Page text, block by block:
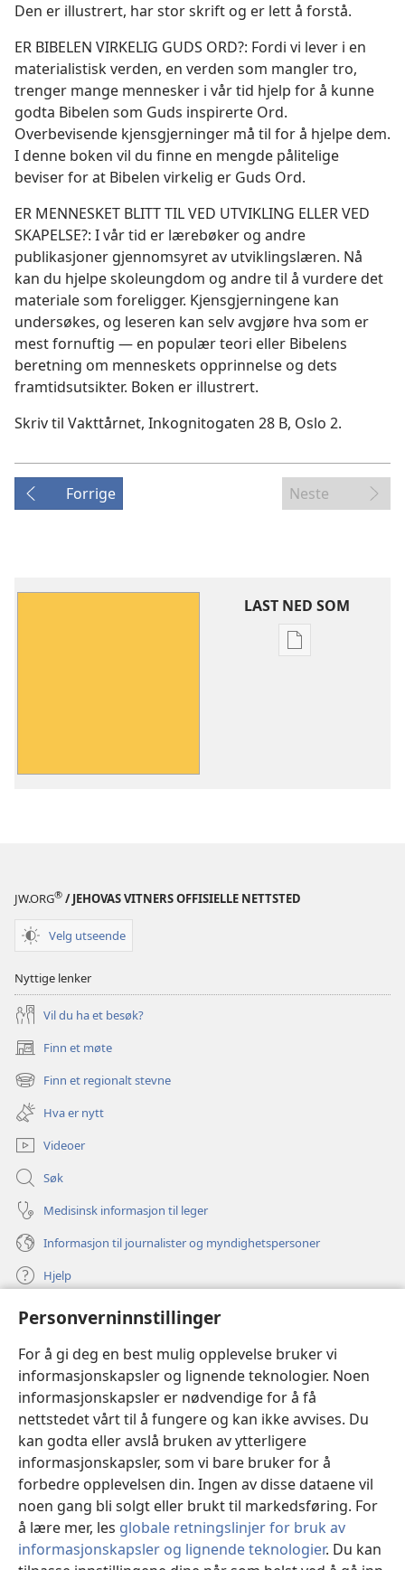
Personverninnstillinger
For å gi deg en best mulig opplevelse bruker vi
informasjonskapsler og lignende teknologier. Noen
informasjonskapsler er nødvendige for å få
nettstedet vårt til å fungere og kan ikke avvises. Du
kan godta eller avslå bruken av ytterligere
informasjonskapsler, som vi bare bruker for å
forbedre opplevelsen din. Ingen av disse dataene vil
noen gang bli solgt eller brukt til markedsføring. For
å lære mer, les globale retningslinjer for bruk av
informasjonskapsler og lignende teknologier. Du kan
Den er illustrert, har stor skrift og er lett å forstå.
ER BIBELEN VIRKELIG GUDS ORD?: Fordi vi lever i en
materialistisk verden, en verden som mangler tro,
trenger mange mennesker i vår tid hjelp for å kunne
godta Bibelen som Guds inspirerte Ord.
Overbevisende kjensgjerninger må til for å hjelpe dem.
I denne boken vil du finne en mengde pålitelige
beviser for at Bibelen virkelig er Guds Ord.
ER MENNESKET BLITT TIL VED UTVIKLING ELLER VED
SKAPELSE?: I vår tid er lærebøker og andre
publikasjoner gjennomsyret av utviklingslæren. Nå
kan du hjelpe skoleungdom og andre til å vurdere det
materiale som foreligger. Kjensgjerningene kan
undersøkes, og leseren kan selv avgjøre hva som er
mest fornuftig — en populær teori eller Bibelens
beretning om menneskets opprinnelse og dets
framtidsutsikter. Boken er illustrert.
Skriv til Vakttårnet, Inkognitogaten 28 B, Oslo 2.
Forrige Neste
LAST NED SOM
JW.ORG® / JEHOVAS VITNERS OFFISIELLE NETTSTED
Velg utseende
Nyttige lenker
Vil du ha et besøk?
Finn et møte
(åpner
nytt
vindu)
Finn et regionalt stevne
(åpner
nytt
vindu)
Hva er nytt
Videoer
Søk
Medisinsk informasjon til leger
Informasjon til journalister og myndighetspersoner
Hjelp
Bidrag
(åpner
nytt
vindu)Watchtower ONLINE LIBRARY™
(åpner
nytt
vindu) JW Hub ®
(åpner
nytt
vindu)JW Library ®
Watchtower Library